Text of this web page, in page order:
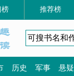
榜 推荐榜
历史 军事 悬疑